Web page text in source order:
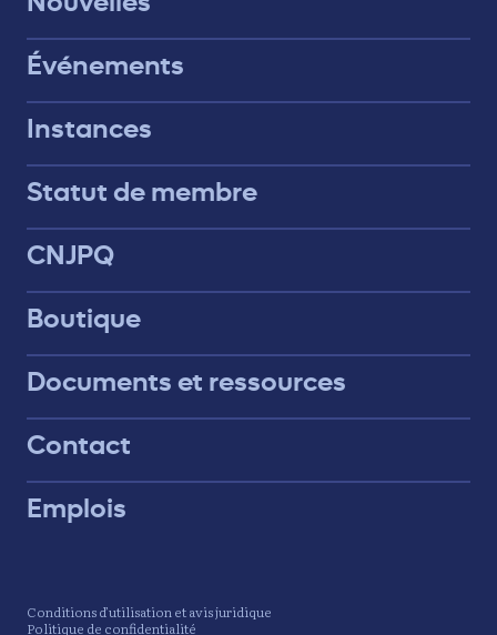
Événements
Instances
Statut de membre
CNJPQ
Boutique
Documents et ressources
Contact
Emplois
Conditions d’utilisation et avis juridique
Politique de confidentialité